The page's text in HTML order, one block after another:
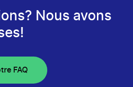
Nous avons
FAQ